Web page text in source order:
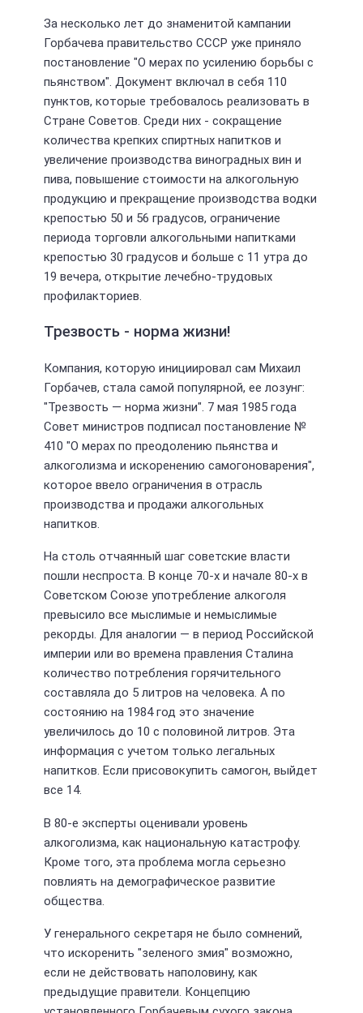
За несколько лет до знаменитой кампании
Горбачева правительство СССР уже приняло
постановление "О мерах по усилению борьбы с
пьянством". Документ включал в себя 110
пунктов, которые требовалось реализовать в
Стране Советов. Среди них - сокращение
количества крепких спиртных напитков и
увеличение производства виноградных вин и
пива, повышение стоимости на алкогольную
продукцию и прекращение производства водки
крепостью 50 и 56 градусов, ограничение
периода торговли алкогольными напитками
крепостью 30 градусов и больше с 11 утра до
19 вечера, открытие лечебно-трудовых
профилакториев.
Трезвость - норма жизни!
Компания, которую инициировал сам Михаил
Горбачев, стала самой популярной, ее лозунг:
"Трезвость — норма жизни". 7 мая 1985 года
Совет министров подписал постановление №
410 "О мерах по преодолению пьянства и
алкоголизма и искоренению самогоноварения",
которое ввело ограничения в отрасль
производства и продажи алкогольных
напитков.
На столь отчаянный шаг советские власти
пошли неспроста. В конце 70-х и начале 80-х в
Советском Союзе употребление алкоголя
превысило все мыслимые и немыслимые
рекорды. Для аналогии — в период Российской
империи или во времена правления Сталина
количество потребления горячительного
составляла до 5 литров на человека. А по
состоянию на 1984 год это значение
увеличилось до 10 с половиной литров. Эта
информация с учетом только легальных
напитков. Если присовокупить самогон, выйдет
все 14.
В 80-е эксперты оценивали уровень
алкоголизма, как национальную катастрофу.
Кроме того, эта проблема могла серьезно
повлиять на демографическое развитие
общества.
У генерального секретаря не было сомнений,
что искоренить "зеленого змия" возможно,
если не действовать наполовину, как
предыдущие правители. Концепцию